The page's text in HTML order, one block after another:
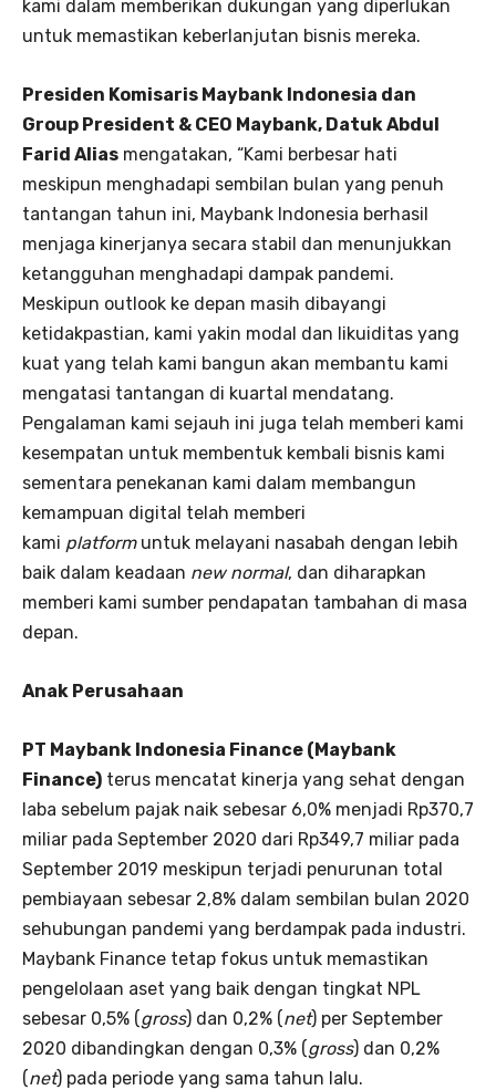
kami dalam memberikan dukungan yang diperlukan
untuk memastikan keberlanjutan bisnis mereka.
Presiden Komisaris Maybank Indonesia dan
Group President & CEO Maybank, Datuk Abdul
Farid Alias mengatakan, “Kami berbesar hati
meskipun menghadapi sembilan bulan yang penuh
tantangan tahun ini, Maybank Indonesia berhasil
menjaga kinerjanya secara stabil dan menunjukkan
ketangguhan menghadapi dampak pandemi.
Meskipun outlook ke depan masih dibayangi
ketidakpastian, kami yakin modal dan likuiditas yang
kuat yang telah kami bangun akan membantu kami
mengatasi tantangan di kuartal mendatang.
Pengalaman kami sejauh ini juga telah memberi kami
kesempatan untuk membentuk kembali bisnis kami
sementara penekanan kami dalam membangun
kemampuan digital telah memberi
kami platformuntuk melayani nasabah dengan lebih
baik dalam keadaan new normal, dan diharapkan
memberi kami sumber pendapatan tambahan di masa
depan.
Anak Perusahaan
PT Maybank Indonesia Finance (Maybank
Finance) terus mencatat kinerja yang sehat dengan
laba sebelum pajak naik sebesar 6,0% menjadi Rp370,7
miliar pada September 2020 dari Rp349,7 miliar pada
September 2019 meskipun terjadi penurunan total
pembiayaan sebesar 2,8% dalam sembilan bulan 2020
sehubungan pandemi yang berdampak pada industri.
Maybank Finance tetap fokus untuk memastikan
pengelolaan aset yang baik dengan tingkat NPL
sebesar 0,5% (gross) dan 0,2% (net) per September
2020 dibandingkan dengan 0,3% (gross) dan 0,2%
(net) pada periode yang sama tahun lalu.